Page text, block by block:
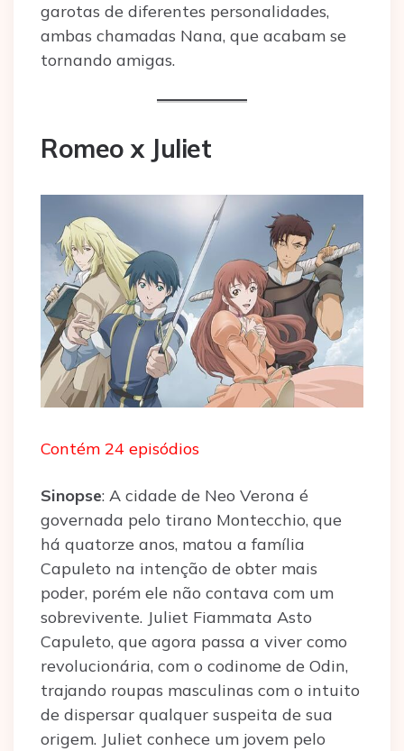
garotas de diferentes personalidades,
ambas chamadas Nana, que acabam se
tornando amigas.
Romeo x Juliet
Contém 24 episódios
Sinopse: A cidade de Neo Verona é
governada pelo tirano Montecchio, que
há quatorze anos, matou a família
Capuleto na intenção de obter mais
poder, porém ele não contava com um
sobrevivente. Juliet Fiammata Asto
Capuleto, que agora passa a viver como
revolucionária, com o codinome de Odin,
trajando roupas masculinas com o intuito
de dispersar qualquer suspeita de sua
origem. Juliet conhece um jovem pelo